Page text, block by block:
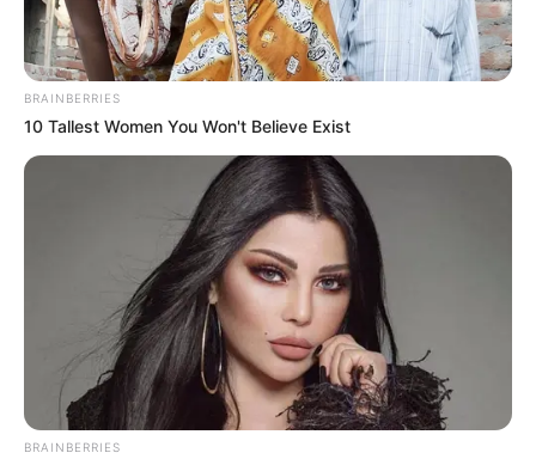
BRAINBERRIES
10 Tallest Women You Won't Believe Exist
BRAINBERRIES